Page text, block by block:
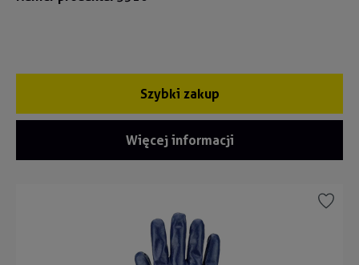
Szybki zakup
Więcej informacji